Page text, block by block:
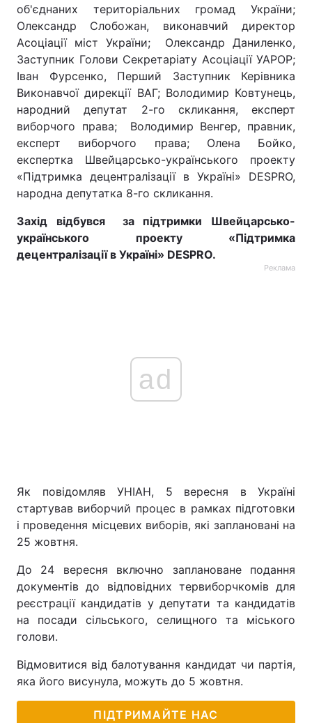
об'єднаних територіальних громад України;
Олександр Слобожан, виконавчий директор
Асоціації міст України; Олександр Даниленко,
Заступник Голови Секретаріату Асоціації УАРОР;
Іван Фурсенко, Перший Заступник Керівника
Виконавчої дирекції ВАГ; Володимир Ковтунець,
народний депутат 2-го скликання, експерт
виборчого права; Володимир Венгер, правник,
експерт виборчого права; Олена Бойко,
експертка Швейцарсько-українського проекту
«Підтримка децентралізації в Україні» DESPRO,
народна депутатка 8-го скликання.
Захід відбувся за підтримки Швейцарсько-
українського проекту «Підтримка
децентралізації в Україні» DESPRO.
Реклама
ad
Як повідомляв УНІАН, 5 вересня в Україні
стартував виборчий процес в рамках підготовки
і проведення місцевих виборів, які заплановані на
25 жовтня.
До 24 вересня включно заплановане подання
документів до відповідних тервиборчкомів для
реєстрації кандидатів у депутати та кандидатів
на посади сільського, селищного та міського
голови.
Відмовитися від балотування кандидат чи партія,
яка його висунула, можуть до 5 жовтня.
ПІДТРИМАЙТЕ НАС